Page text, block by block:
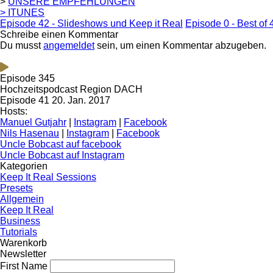
> ITUNES
Episode 42 - Slideshows und Keep it Real
Episode 0 - Best of
Schreibe einen Kommentar
Du musstangemeldetsein, um einen Kommentar abzugeben.
Episode 345
Hochzeitspodcast Region DACH
Episode 41 20. Jan. 2017
Hosts:
Manuel Gutjahr
Instagram
Facebook
Nils Hasenau
Instagram
Facebook
Uncle Bobcast auf facebook
Uncle Bobcast auf Instagram
Kategorien
Keep It Real Sessions
Presets
Allgemein
Keep It Real
Business
Tutorials
Warenkorb
Newsletter
First Name